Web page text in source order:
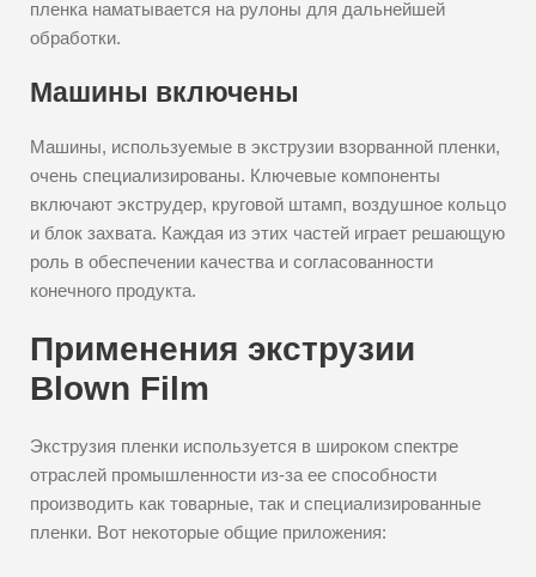
пленка наматывается на рулоны для дальнейшей
обработки.
Машины включены
Машины, используемые в экструзии взорванной пленки,
очень специализированы. Ключевые компоненты
включают экструдер, круговой штамп, воздушное кольцо
и блок захвата. Каждая из этих частей играет решающую
роль в обеспечении качества и согласованности
конечного продукта.
Применения экструзии
Blown Film
Экструзия пленки используется в широком спектре
отраслей промышленности из-за ее способности
производить как товарные, так и специализированные
пленки. Вот некоторые общие приложения: